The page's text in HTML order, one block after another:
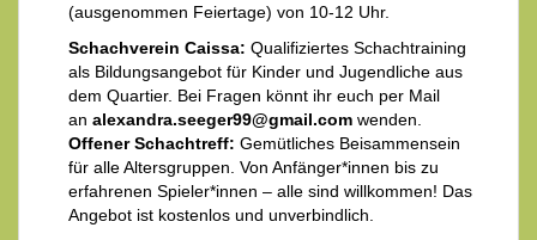
(ausgenommen Feiertage) von 10-12 Uhr.
Schachverein Caissa: Qualifiziertes Schachtraining
als Bildungsangebot für Kinder und Jugendliche aus
dem Quartier. Bei Fragen könnt ihr euch per Mail
an alexandra.seeger99@gmail.com wenden.
Offener Schachtreff: Gemütliches Beisammensein
für alle Altersgruppen. Von Anfänger*innen bis zu
erfahrenen Spieler*innen – alle sind willkommen! Das
Angebot ist kostenlos und unverbindlich.